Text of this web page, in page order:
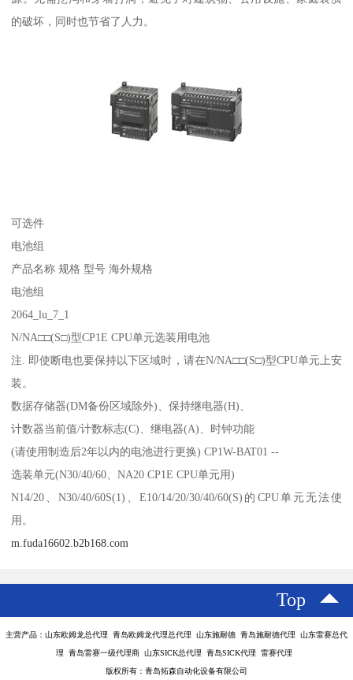
的破坏，同时也节省了人力。
可选件
电池组
产品名称 规格 型号 海外规格
电池组
2064_lu_7_1
N/NA□□(S□)型CP1E CPU单元选装用电池
注. 即使断电也要保持以下区域时，请在N/NA□□(S□)型CPU单元上安
装。
数据存储器(DM备份区域除外)、保持继电器(H)、
计数器当前值/计数标志(C)、继电器(A)、时钟功能
(请使用制造后2年以内的电池进行更换) CP1W-BAT01 --
选装单元(N30/40/60、NA20 CP1E CPU单元用)
N14/20、N30/40/60S(1)、E10/14/20/30/40/60(S)的CPU单元无法使
用。
m.fuda16602.b2b168.com
Top
主营产品：山东欧姆龙总代理 青岛欧姆龙代理总代理 山东施耐德 青岛施耐德代理 山东雷赛总代
理 青岛雷赛一级代理商 山东SICK总代理 青岛SICK代理 雷赛代理
版权所有：青岛拓森自动化设备有限公司